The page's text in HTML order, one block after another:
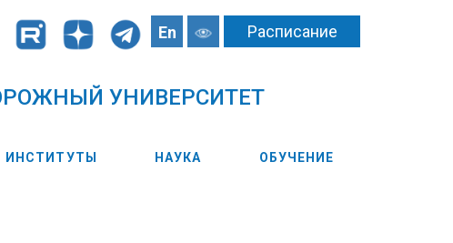
En Расписание
УНИВЕРСИТЕТ
ИНСТИТУТЫ НАУКА ОБУЧЕНИЕ